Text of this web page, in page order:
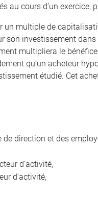
au cours d’un exercice,
multiple de
investissement dans
multipliera le
qu’un acheteur
étudié. Cet
de direction et des
d’activité,
d’activité,